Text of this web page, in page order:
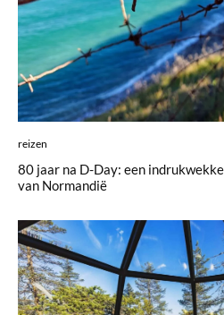
reizen
80 jaar na D-Day: een
van Normandië